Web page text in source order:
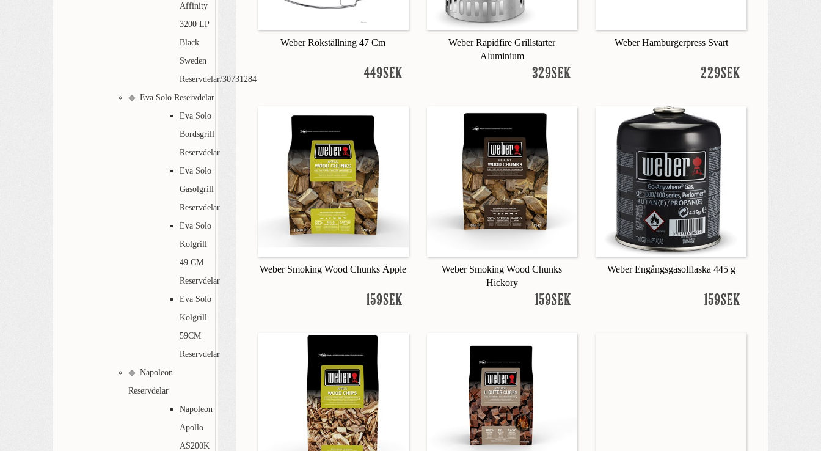
Weber Rökställning 47 Cm
449SEK
Weber Rapidfire Grillstarter
Aluminium
329SEK
Weber Hamburgerpress Svart
229SEK
Weber Smoking Wood Chunks Äpple
159SEK
Weber Smoking Wood Chunks
Hickory
159SEK
Weber Engångsgasolflaska 445 g
159SEK
Affinity
3200 LP
Black
Sweden
Reservdelar/30731284
Eva Solo Reservdelar
Eva Solo
Bordsgrill
Reservdelar
Eva Solo
Gasolgrill
Reservdelar
Eva Solo
Kolgrill
49 CM
Reservdelar
Eva Solo
Kolgrill
59CM
Reservdelar
Napoleon
Reservdelar
Napoleon
Apollo
AS200K